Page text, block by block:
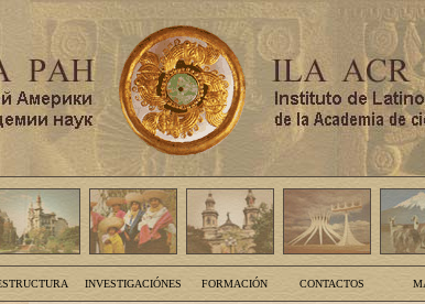
INVESTIGACIÓNES FORMACIÓN CONTACTOS